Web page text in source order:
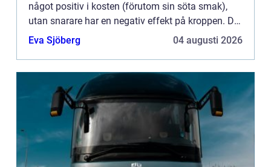
något positiv i kosten (förutom sin söta smak),
utan snarare har en negativ effekt på kroppen. Det
ä...
Eva Sjöberg 04 augusti 2026